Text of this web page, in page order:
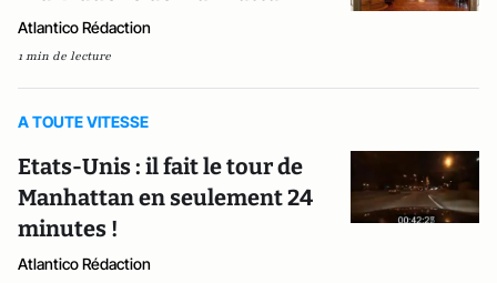
Atlantico Rédaction
1 min de lecture
A TOUTE VITESSE
Etats-Unis : il fait le tour de
Manhattan en seulement 24
minutes !
Atlantico Rédaction